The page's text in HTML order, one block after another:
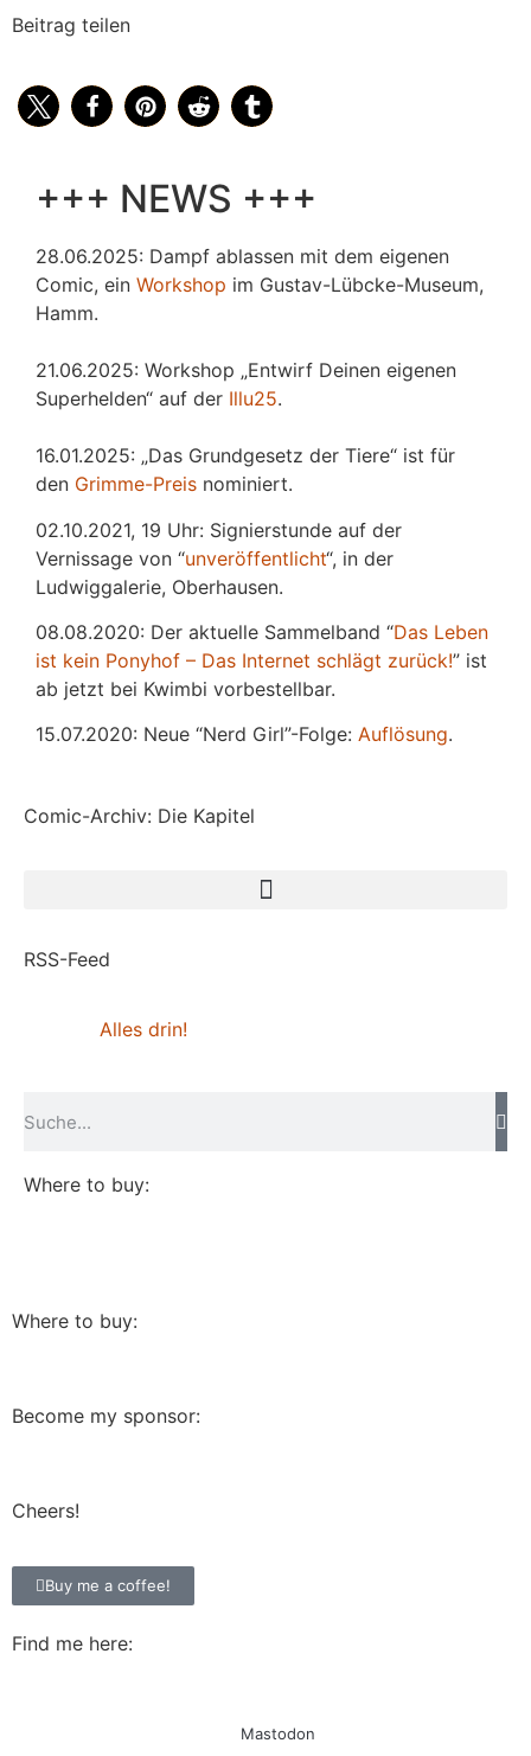
Beitrag teilen
+++ NEWS +++
28.06.2025: Dampf ablassen mit dem eigenen
Comic, ein Workshop im Gustav-Lübcke-Museum,
Hamm.
21.06.2025: Workshop „Entwirf Deinen eigenen
Superhelden“ auf der Illu25.
16.01.2025: „Das Grundgesetz der Tiere“ ist für
den Grimme-Preis nominiert.
02.10.2021, 19 Uhr: Signierstunde auf der
Vernissage von “unveröffentlicht“, in der
Ludwiggalerie, Oberhausen.
08.08.2020: Der aktuelle Sammelband “Das Leben
ist kein Ponyhof – Das Internet schlägt zurück!” ist
ab jetzt bei Kwimbi vorbestellbar.
15.07.2020: Neue “Nerd Girl”-Folge: Auflösung.
Comic-Archiv: Die Kapitel
RSS-Feed
Alles drin!
Where to buy:
Where to buy:
Become my sponsor:
Cheers!
Buy me a coffee!
Find me here:
Mastodon